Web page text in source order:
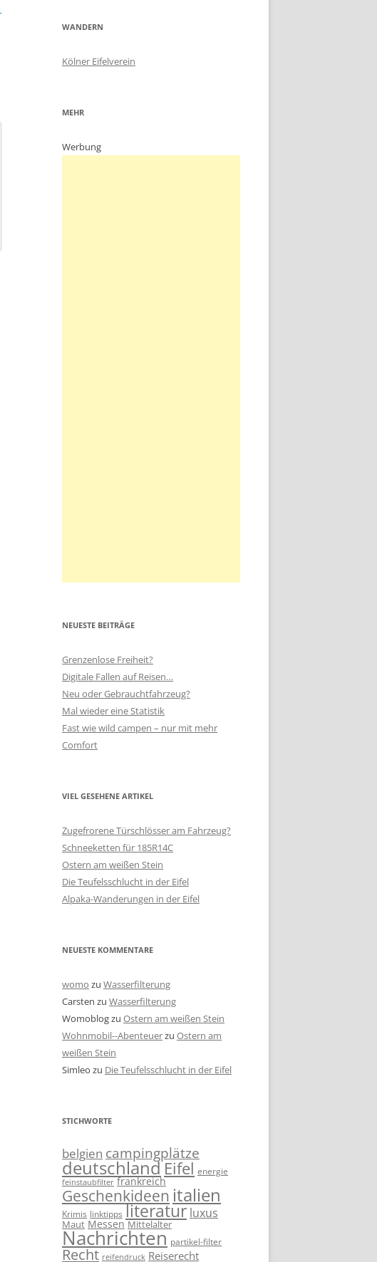
WANDERN
Kölner Eifelverein
MEHR
Werbung
NEUESTE BEITRÄGE
Grenzenlose Freiheit?
Digitale Fallen auf Reisen…
Neu oder Gebrauchtfahrzeug?
Mal wieder eine Statistik
Fast wie wild campen – nur mit mehr
Comfort
VIEL GESEHENE ARTIKEL
Zugefrorene Türschlösser am Fahrzeug?
Schneeketten für 185R14C
Ostern am weißen Stein
Die Teufelsschlucht in der Eifel
Alpaka-Wanderungen in der Eifel
NEUESTE KOMMENTARE
womo zu Wasserfilterung
Carsten zu Wasserfilterung
Womoblogzu Ostern am weißen Stein
Wohnmobil--Abenteuerzu Ostern am
weißen Stein
Simleo zu Die Teufelsschlucht in der Eifel
STICHWORTE
belgien campingplätze
deutschland Eifel energie
feinstaubfilter frankreich
Geschenkideen italien
Krimis linktipps literatur luxus
Maut Messen Mittelalter
Nachrichten partikel-filter
Recht reifendruck Reiserecht